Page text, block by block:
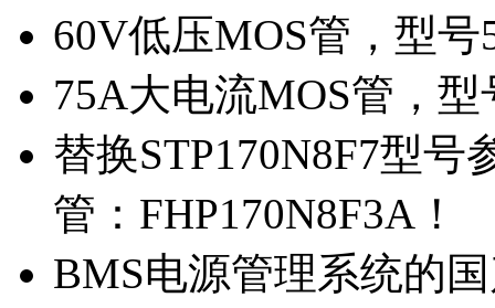
60V低压MOS管，型
75A大电流MOS管，
替换STP170N8F7型
管：FHP170N8F3A！
BMS电源管理系统的